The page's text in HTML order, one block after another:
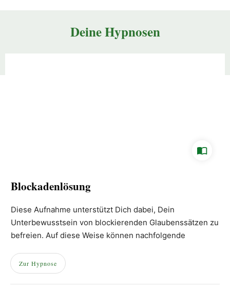
Deine Hypnosen
Blockadenlösung
Diese Aufnahme unterstützt Dich dabei, Dein
Unterbewusstsein von blockierenden Glaubenssätzen zu
befreien. Auf diese Weise können nachfolgende
greifen.
Zur Hypnose